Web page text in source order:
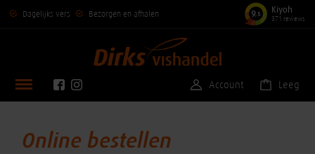
9,5 Kiyoh
371 reviews
Dagelijks vers Bezorgen en afhalen
Account Leeg
Online bestellen